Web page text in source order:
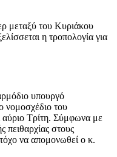
μεταξύ του Κυριάκου
η τροπολογία για
υπουργό
νομοσχέδιο του
αύριο Τρίτη. Σύμφωνα με
πειθαρχίας στους
να απομονωθεί ο κ.